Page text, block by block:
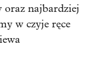
najbardziej
w czyje ręce